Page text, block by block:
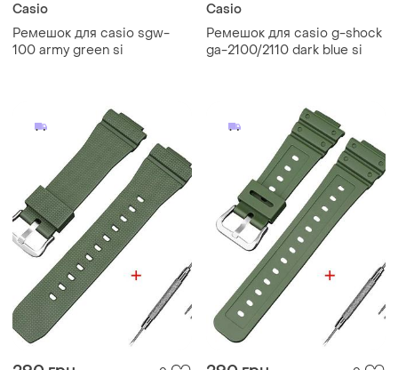
Casio
Ремешок для casio sgw-
100 army green si
Casio
Ремешок для casio g-shock
ga-2100/2110 dark blue si